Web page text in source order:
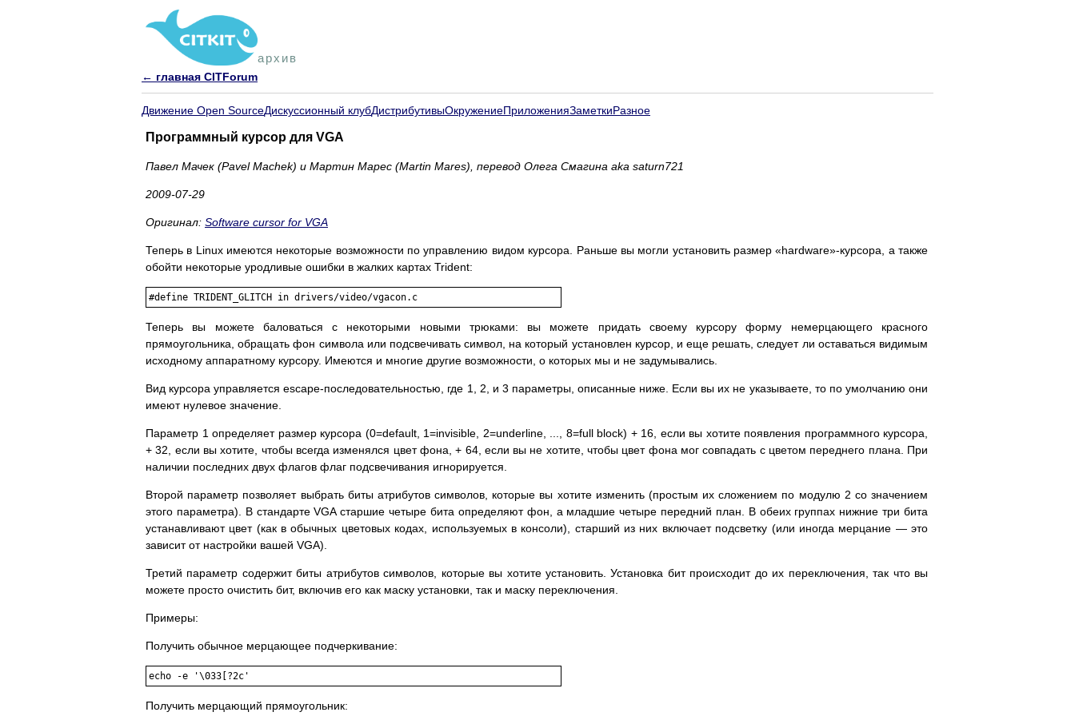
архив
← главная CITForum
Движение Open SourceДискуссионный клубДистрибутивыОкружениеПриложенияЗаметкиРазное
Программный курсор для VGA
Павел Мачек (Pavel Machek) и Мартин Марес (Martin Mares), перевод Олега Смагина aka saturn721
2009-07-29
Оригинал: Software cursor for VGA
Теперь в Linux имеются некоторые возможности по управлению видом курсора. Раньше вы могли установить размер «hardware»-курсора, а также
обойти некоторые уродливые ошибки в жалких картах Trident:
Теперь вы можете баловаться с некоторыми новыми трюками: вы можете придать своему курсору форму немерцающего красного
прямоугольника, обращать фон символа или подсвечивать символ, на который установлен курсор, и еще решать, следует ли оставаться видимым
исходному аппаратному курсору. Имеются и многие другие возможности, о которых мы и не задумывались.
Вид курсора управляется escape-последовательностью, где 1, 2, и 3 параметры, описанные ниже. Если вы их не указываете, то по умолчанию они
имеют нулевое значение.
Параметр 1 определяет размер курсора (0=default, 1=invisible, 2=underline, ..., 8=full block) + 16, если вы хотите появления программного курсора,
+ 32, если вы хотите, чтобы всегда изменялся цвет фона, + 64, если вы не хотите, чтобы цвет фона мог совпадать с цветом переднего плана. При
наличии последних двух флагов флаг подсвечивания игнорируется.
Второй параметр позволяет выбрать биты атрибутов символов, которые вы хотите изменить (простым их сложением по модулю 2 со значением
этого параметра). В стандарте VGA старшие четыре бита определяют фон, а младшие четыре передний план. В обеих группах нижние три бита
устанавливают цвет (как в обычных цветовых кодах, используемых в консоли), старший из них включает подсветку (или иногда мерцание — это
зависит от настройки вашей VGA).
Третий параметр содержит биты атрибутов символов, которые вы хотите установить. Установка бит происходит до их переключения, так что вы
можете просто очистить бит, включив его как маску установки, так и маску переключения.
Примеры:
Получить обычное мерцающее подчеркивание:
Получить мерцающий прямоугольник: